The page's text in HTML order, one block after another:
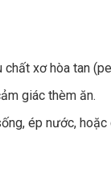
chất xơ hòa tan
giác thèm ăn.
ép nước, hoặc